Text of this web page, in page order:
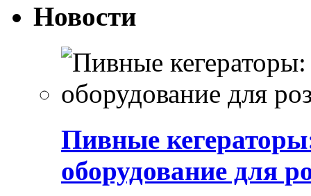
Новости
Пивные
оборудование для